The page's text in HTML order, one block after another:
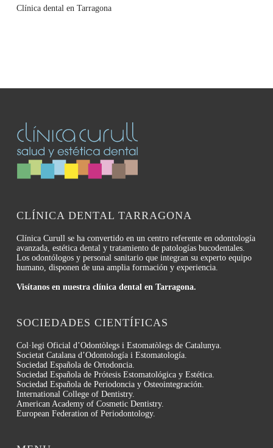
Clínica dental en Tarragona
CLÍNICA DENTAL TARRAGONA
Clínica Curull se ha convertido en un centro referente en odontología
avanzada, estética dental y tratamiento de patologías bucodentales.
Los odontólogos y personal sanitario que integran su experto equipo
humano, disponen de una amplia formación y experiencia.
Visítanos en nuestra clínica dental en Tarragona.
SOCIEDADES CIENTÍFICAS
Col·legi Oficial d’Odontòlegs i Estomatòlegs de Catalunya.
Societat Catalana d’Odontología i Estomatología.
Sociedad Española de Ortodoncia.
Sociedad Española de Prótesis Estomatológica y Estética.
Sociedad Española de Periodoncia y Osteointegración.
International College of Dentistry.
American Academy of Cosmetic Dentistry.
European Federation of Periodontology.